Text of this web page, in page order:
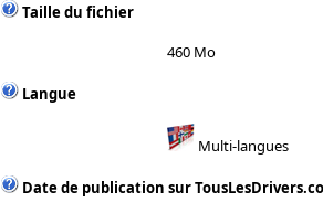
Taille du fichier
460 Mo
Langue
Multi-langues
Date de publication sur